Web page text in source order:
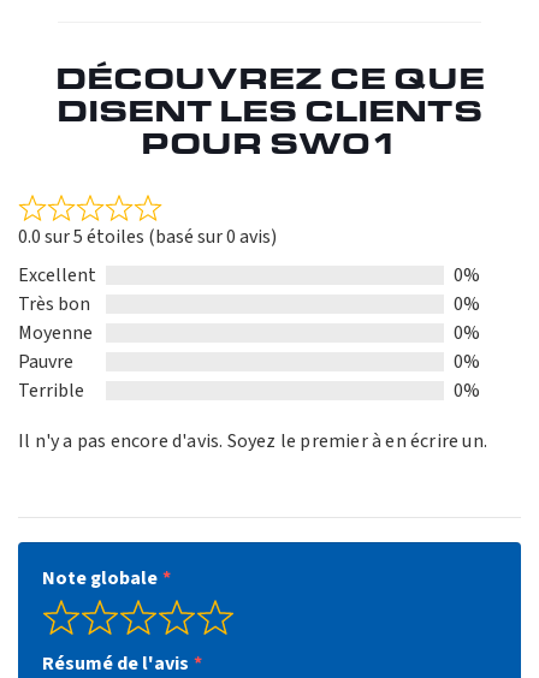
DÉCOUVREZ CE QUE
DISENT LES CLIENTS
POUR SW01
Note globale
Résumé de l'avis
Rated
0.0
out
of
5
0.0 sur 5 étoiles (basé sur 0 avis)
Excellent
0%
Très bon
0%
Moyenne
0%
Pauvre
0%
Terrible
0%
Il n'y a pas encore d'avis. Soyez le premier à en écrire un.